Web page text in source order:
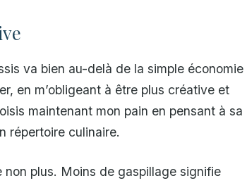
va bien au-delà de la simple économie
en m’obligeant à être plus créative et
maintenant mon pain en pensant à sa
répertoire culinaire.
non plus. Moins de gaspillage signifie